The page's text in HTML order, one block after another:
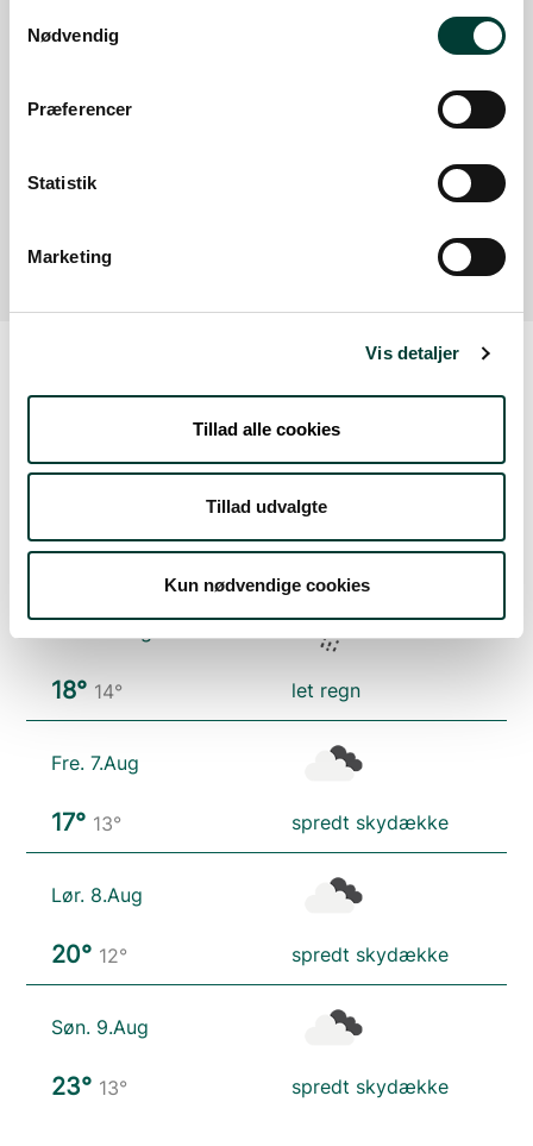
Nødvendig
Præferencer
Statistik
Marketing
Vis detaljer
Tillad alle cookies
Tillad udvalgte
Kun nødvendige cookies
Google Maps
Vilsted Sø (P8) ved Kajakhuset
23°17° kraftig regn
18° 14° let regn
Fre. 7.Aug
17° 13° spredt skydække
Lør. 8.Aug
20° 12° spredt skydække
Søn. 9.Aug
23° 13° spredt skydække